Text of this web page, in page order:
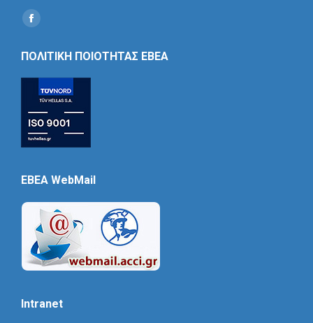
Find us on:
Social
ΠΟΛΙΤΙΚΗ ΠΟΙΟΤΗΤΑΣ ΕΒΕΑ
EBEA WebMail
Intranet